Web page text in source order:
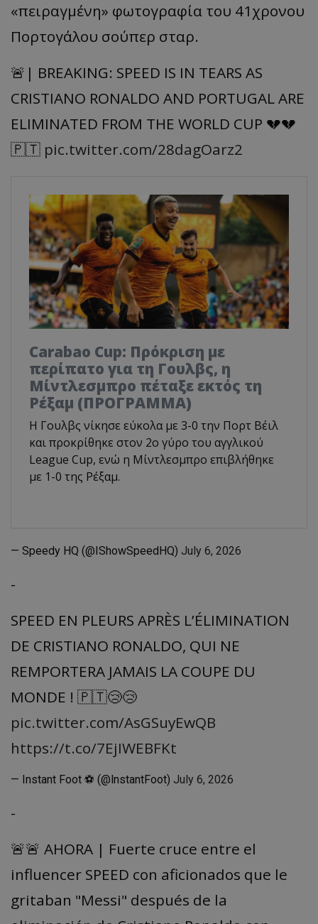
«πειραγμένη» φωτογραφία του 41χρονου
Πορτογάλου σούπερ σταρ.
🚨| BREAKING: SPEED IS IN TEARS AS
CRISTIANO RONALDO AND PORTUGAL ARE
ELIMINATED FROM THE WORLD CUP 💔💔
🇵🇹 pic.twitter.com/28dagOarz2
Carabao Cup: Πρόκριση με
περίπατο για τη Γουλβς, η
Μίντλεσμπρο πέταξε εκτός τη
Ρέξαμ (ΠΡΟΓΡΑΜΜΑ)
Η Γουλβς νίκησε εύκολα με 3-0 την Πορτ Βέιλ
και προκρίθηκε στον 2ο γύρο του αγγλικού
League Cup, ενώ η Μίντλεσμπρο επιβλήθηκε
με 1-0 της Ρέξαμ.
— Speedy HQ (@IShowSpeedHQ) July 6, 2026
-
SPEED EN PLEURS APRÈS L’ÉLIMINATION
DE CRISTIANO RONALDO, QUI NE
REMPORTERA JAMAIS LA COUPE DU
MONDE ! 🇵🇹😢😢
pic.twitter.com/AsGSuyEwQB
https://t.co/7EjIWEBFKt
— Instant Foot ⚽️ (@lnstantFoot) July 6, 2026
-
🚨🚨 AHORA | Fuerte cruce entre el
influencer SPEED con aficionados que le
gritaban "Messi" después de la